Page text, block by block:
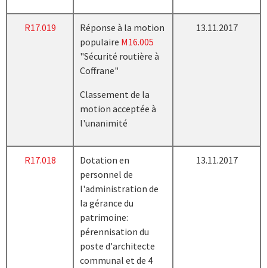
R17.019
Réponse à la motion
populaire M16.005
"Sécurité routière à
Coffrane"
Classement de la
motion acceptée à
l'unanimité
13.11.2017
R17.018
Dotation en
personnel de
l'administration de
la gérance du
patrimoine:
pérennisation du
poste d'architecte
communal et de 4
13.11.2017